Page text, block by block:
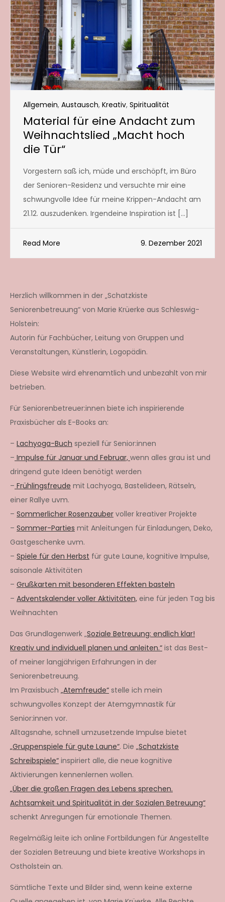
Allgemein, Austausch, Kreativ, Spiritualität
Material für eine Andacht zum
Weihnachtslied „Macht hoch
die Tür“
Vorgestern saß ich, müde und erschöpft, im Büro
der Senioren-Residenz und versuchte mir eine
schwungvolle Idee für meine Krippen-Andacht am
21.12. auszudenken. Irgendeine Inspiration ist […]
Read More 9. Dezember 2021
Herzlich willkommen in der „Schatzkiste
Seniorenbetreuung“ von Marie Krüerke aus Schleswig-
Holstein:
Autorin für Fachbücher, Leitung von Gruppen und
Veranstaltungen, Künstlerin, Logopädin.
Diese Website wird ehrenamtlich und unbezahlt von mir
betrieben.
Für Seniorenbetreuer:innen biete ich inspirierende
Praxisbücher als E-Books an:
– Lachyoga-Buch speziell für Senior:innen
– Impulse für Januar und Februar, wenn alles grau ist und
dringend gute Ideen benötigt werden
– Frühlingsfreude mit Lachyoga, Bastelideen, Rätseln,
einer Rallye uvm.
– Sommerlicher Rosenzauber voller kreativer Projekte
– Sommer-Parties mit Anleitungen für Einladungen, Deko,
Gastgeschenke uvm.
– Spiele für den Herbst für gute Laune, kognitive Impulse,
saisonale Aktivitäten
– Grußkarten mit besonderen Effekten basteln
– Adventskalender voller Aktivitäten, eine für jeden Tag bis
Weihnachten
Das Grundlagenwerk „Soziale Betreuung: endlich klar!
Kreativ und individuell planen und anleiten.“ ist das Best-
of meiner langjährigen Erfahrungen in der
Seniorenbetreuung.
Im Praxisbuch „Atemfreude“ stelle ich mein
schwungvolles Konzept der Atemgymnastik für
Senior:innen vor.
Alltagsnahe, schnell umzusetzende Impulse bietet
„Gruppenspiele für gute Laune“. Die „Schatzkiste
Schreibspiele“ inspiriert alle, die neue kognitive
Aktivierungen kennenlernen wollen.
„Über die großen Fragen des Lebens sprechen.
Achtsamkeit und Spiritualität in der Sozialen Betreuung“
schenkt Anregungen für emotionale Themen.
Regelmäßig leite ich online Fortbildungen für Angestellte
der Sozialen Betreuung und biete kreative Workshops in
Ostholstein an.
Sämtliche Texte und Bilder sind, wenn keine externe